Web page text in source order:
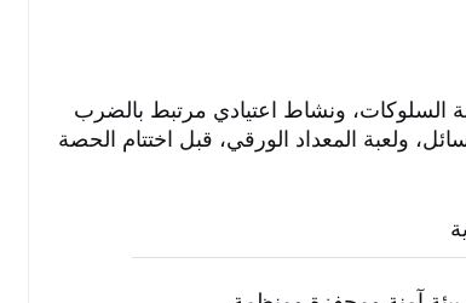
السلوكات، ونشاط اعتيادي مرتبط بالضرب
ولعبة المعداد الورقي، قبل اختتام الحصة